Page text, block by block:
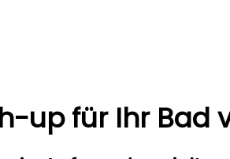
up für Ihr Bad